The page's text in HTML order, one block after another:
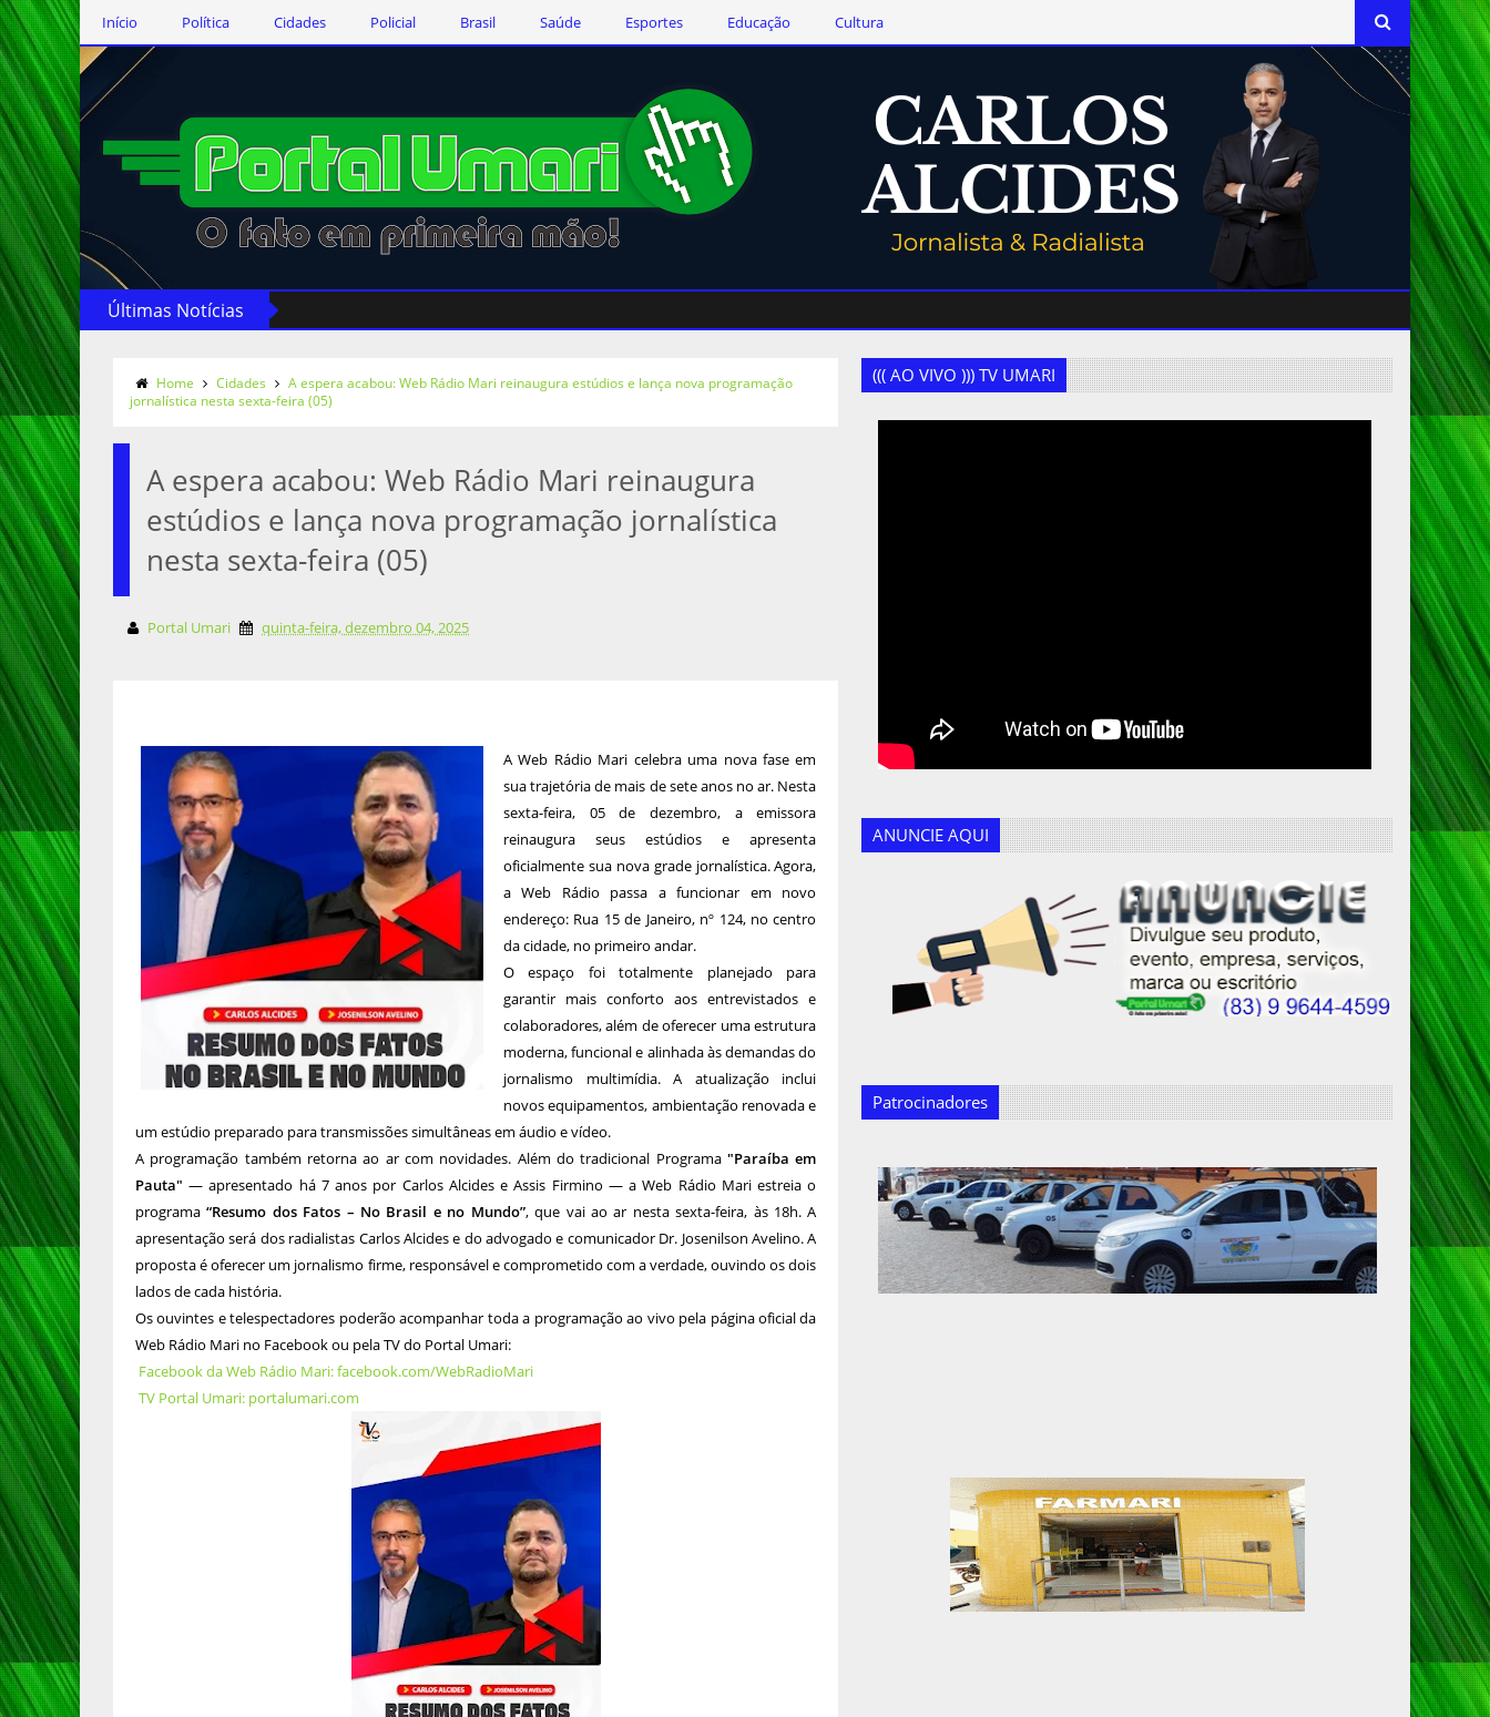
Início Política Cidades Policial Brasil Saúde Esportes Educação Cultura
Últimas Notícias
Home Cidades
A espera acabou: Web Rádio Mari reinaugura estúdios e lança nova programação
jornalística nesta sexta-feira (05)
A espera acabou: Web Rádio Mari reinaugura
estúdios e lança nova programação jornalística
nesta sexta-feira (05)
Portal Umari quinta-feira, dezembro 04, 2025
A Web Rádio Mari celebra uma nova fase em
sua trajetória de mais de sete anos no ar. Nesta
sexta-feira, 05 de dezembro, a emissora
reinaugura seus estúdios e apresenta
oficialmente sua nova grade jornalística. Agora,
a Web Rádio passa a funcionar em novo
endereço: Rua 15 de Janeiro, nº 124, no centro
da cidade, no primeiro andar.
O espaço foi totalmente planejado para
garantir mais conforto aos entrevistados e
colaboradores, além de oferecer uma estrutura
moderna, funcional e alinhada às demandas do
jornalismo multimídia. A atualização inclui
novos equipamentos, ambientação renovada e
um estúdio preparado para transmissões simultâneas em áudio e vídeo.
A programação também retorna ao ar com novidades. Além do tradicional Programa"Paraíba em
Pauta" — apresentado há 7 anos por Carlos Alcides e Assis Firmino — a Web Rádio Mari estreia o
programa“Resumo dos Fatos – No Brasil e no Mundo”, que vai ao ar nesta sexta-feira, às 18h. A
apresentação será dos radialistas Carlos Alcides e do advogado e comunicador Dr. Josenilson Avelino. A
proposta é oferecer um jornalismo firme, responsável e comprometido com a verdade, ouvindo os dois
lados de cada história.
Os ouvintes e telespectadores poderão acompanhar toda a programação ao vivo pela página oficial da
Web Rádio Mari no Facebook ou pela TV do Portal Umari:
Facebook da Web Rádio Mari: facebook.com/WebRadioMari
TV Portal Umari: portalumari.com
((( AO VIVO ))) TV UMARI
ANUNCIE AQUI
Patrocinadores